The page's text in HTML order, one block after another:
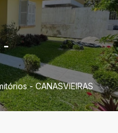
-
- CANASVIEIRAS